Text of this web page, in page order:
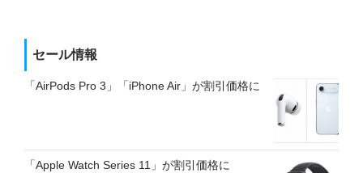
セール情報
「AirPods Pro 3」「iPhone Air」が割引価格に
「Apple Watch Series 11」が割引価格に